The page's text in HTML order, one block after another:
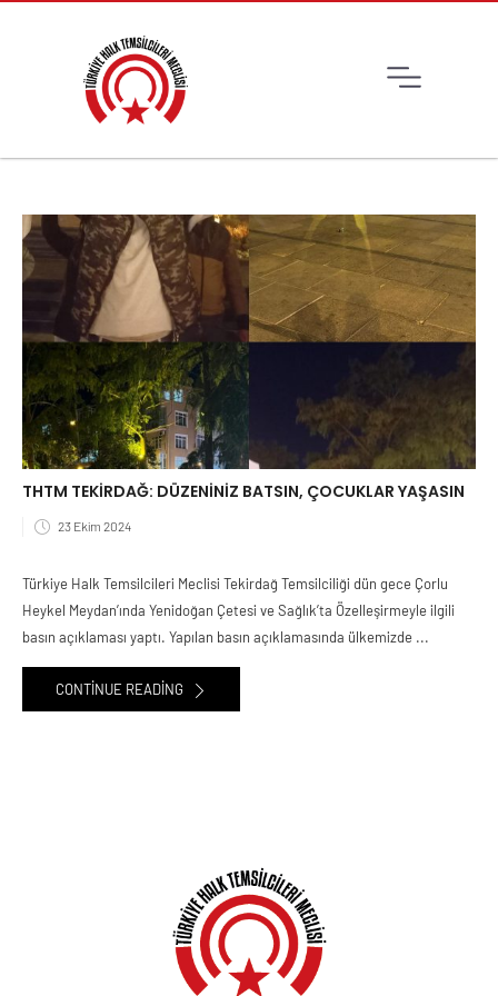
THTM TEKİRDAĞ: DÜZENİNİZ BATSIN, ÇOCUKLAR YAŞASIN
23 Ekim 2024
Türkiye Halk Temsilcileri Meclisi Tekirdağ Temsilciliği dün gece Çorlu
Heykel Meydan’ında Yenidoğan Çetesi ve Sağlık’ta Özelleşirmeyle ilgili
basın açıklaması yaptı. Yapılan basın açıklamasında ülkemizde ...
CONTINUE READING